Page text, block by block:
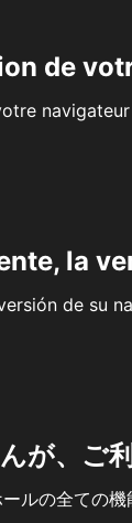
de
la
de su
が、ご
ルの全ての